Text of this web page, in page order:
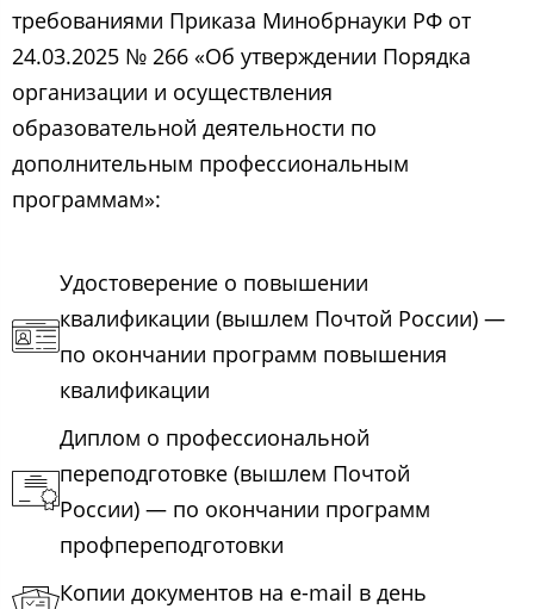
требованиями Приказа Минобрнауки РФ от
24.03.2025 № 266 «Об утверждении Порядка
организации и осуществления
образовательной деятельности по
дополнительным профессиональным
программам»:
Удостоверение о повышении
квалификации (вышлем Почтой России) —
по окончании программ повышения
квалификации
Диплом о профессиональной
переподготовке (вышлем Почтой
России) — по окончании программ
профпереподготовки
Копии документов на e-mail в день